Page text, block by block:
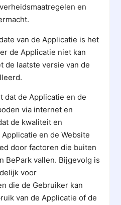
en
van de Applicatie is het
de Applicatie niet kan
de laatste versie van de
dat de Applicatie en de
via internet en
de kwaliteit en
en de Website
door factoren die buiten
BePark vallen. Bijgevolg is
voor
die de Gebruiker kan
van de Applicatie of de